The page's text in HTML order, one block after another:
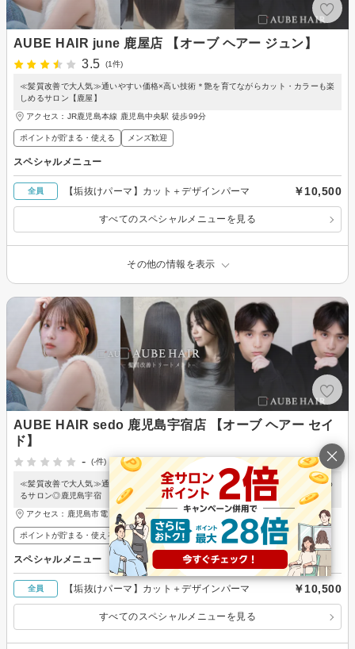
AUBE HAIR june 鹿屋店 【オーブ ヘアー ジュン】
3.5
(1件)
≪髪質改善で大人気≫通いやすい価格×高い技術＊艶を育てながらカット・カラーも楽
しめるサロン【鹿屋】
アクセス：JR鹿児島本線 鹿児島中央駅 徒歩99分
ポイントが貯まる・使える メンズ歓迎
スペシャルメニュー
全員 【垢抜けパーマ】カット＋デザインパーマ ￥10,500
すべてのスペシャルメニューを見る
その他の情報を表示
AUBE HAIR sedo 鹿児島宇宿店 【オーブ ヘアー セイ
ド】
-
(-件)
≪髪質改善で大人気≫通いやすい価格×高技術*艶を育てながらカット/カラーも楽しめ
るサロン◎鹿児島宇宿
アクセス：鹿児島市電１系統 脇田駅 徒歩8分
ポイントが貯まる・使える メンズ歓迎
スペシャルメニュー
全員 【垢抜けパーマ】カット＋デザインパーマ ￥10,500
すべてのスペシャルメニューを見る